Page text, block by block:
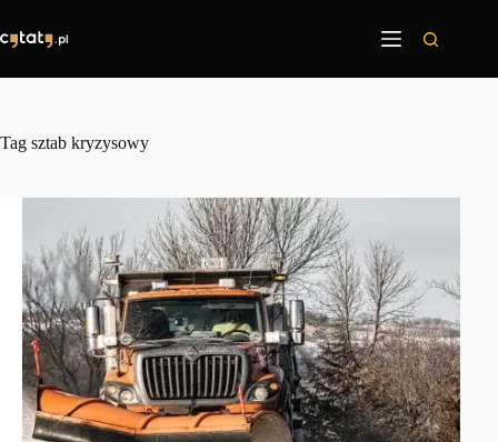
treści
Tag sztab kryzysowy